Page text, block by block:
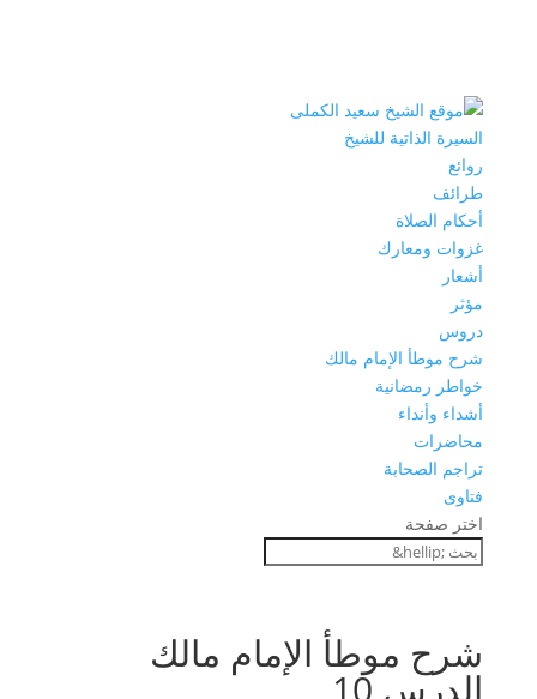
السيرة الذاتية للشيخ
روائع
طرائف
أحكام الصلاة
غزوات ومعارك
أشعار
مؤثر
دروس
شرح موطأ الإمام مالك
خواطر رمضانية
أشداء وأنداء
محاضرات
تراجم الصحابة
فتاوى
اختر صفحة
شرح موطأ الإمام مالك
الدرس 10